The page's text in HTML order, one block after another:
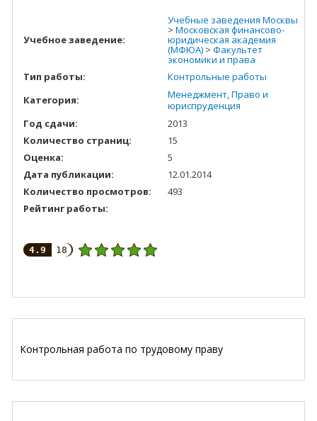
Учебное заведение:
Учебные заведения Москвы
> Московская финансово-
юридическая академия
(МФЮА) > Факультет
экономики и права
Тип работы:
Контрольные работы
Категория:
Менеджмент,Право и
юриспруденция
Год сдачи:
2013
Количество страниц:
15
Оценка:
5
Дата публикации:
12.01.2014
Количество просмотров:
493
Рейтинг работы:
4.9 18
Контрольная работа по трудовому праву